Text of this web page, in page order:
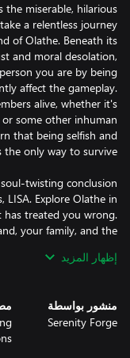
the miserable, hilarious
a relentless journey
of Olathe. Beneath its
and moral desolation,
you are by being
affect the gameplay.
alive, whether it's
some other inhuman
that being selfish and
twisting conclusion
LISA. Explore Olathe in
treated you wrong.
your family, and the
back.
إظهار المزيد
منشور بواسطة
Serenity Forge